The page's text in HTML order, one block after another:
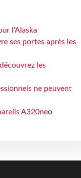
l'Alaska
ses portes après les
les
ne peuvent
A320neo